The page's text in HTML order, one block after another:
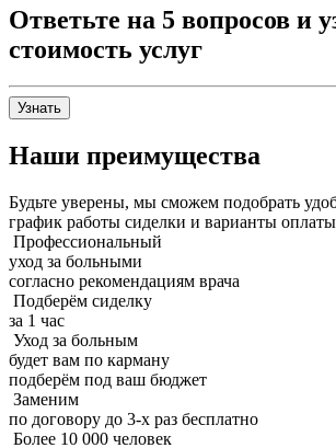
Ответьте на 5 вопросов и
стоимость услуг
Узнать
Наши преимущества
Будьте уверены, мы сможем подобрать
график работы сиделки и варианты оплаты
Профессиональный
уход за больными
согласно рекомендациям врача
Подберём сиделку
за 1 час
Уход за больным
будет вам по карману
подберём под ваш бюджет
Заменим
по договору до 3-х раз бесплатно
Более 10 000 человек